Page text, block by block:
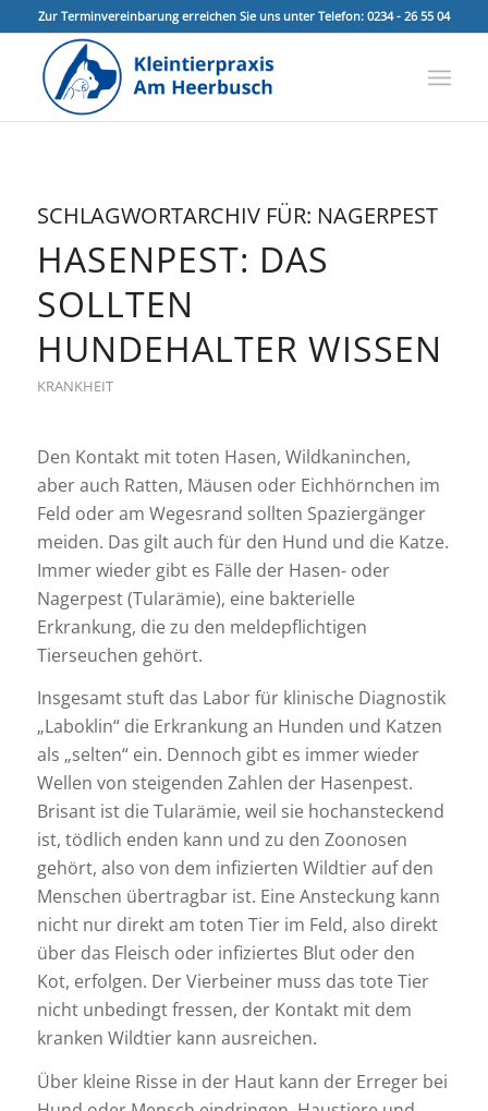
Zur Terminvereinbarung erreichen Sie uns unter Telefon: 0234 - 26 55 04
SCHLAGWORTARCHIV FÜR: NAGERPEST
HASENPEST: DAS
SOLLTEN
HUNDEHALTER WISSEN
KRANKHEIT
Den Kontakt mit toten Hasen, Wildkaninchen,
aber auch Ratten, Mäusen oder Eichhörnchen im
Feld oder am Wegesrand sollten Spaziergänger
meiden. Das gilt auch für den Hund und die Katze.
Immer wieder gibt es Fälle der Hasen- oder
Nagerpest (Tularämie), eine bakterielle
Erkrankung, die zu den meldepflichtigen
Tierseuchen gehört.
Insgesamt stuft das Labor für klinische Diagnostik
„Laboklin“ die Erkrankung an Hunden und Katzen
als „selten“ ein. Dennoch gibt es immer wieder
Wellen von steigenden Zahlen der Hasenpest.
Brisant ist die Tularämie, weil sie hochansteckend
ist, tödlich enden kann und zu den Zoonosen
gehört, also von dem infizierten Wildtier auf den
Menschen übertragbar ist. Eine Ansteckung kann
nicht nur direkt am toten Tier im Feld, also direkt
über das Fleisch oder infiziertes Blut oder den
Kot, erfolgen. Der Vierbeiner muss das tote Tier
nicht unbedingt fressen, der Kontakt mit dem
kranken Wildtier kann ausreichen.
Über kleine Risse in der Haut kann der Erreger bei